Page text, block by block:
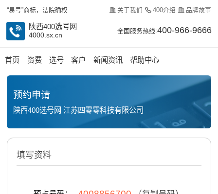
“易号”商标，法院确权 关于我们 400介绍 品牌故事
陕西400选号网
4000.sx.cn
全国服务热线:400-966-9666
首页 资费 选号 客户 新闻资讯 帮助中心
预约申请
陕西400选号网 江苏四零零科技有限公司
填写资料